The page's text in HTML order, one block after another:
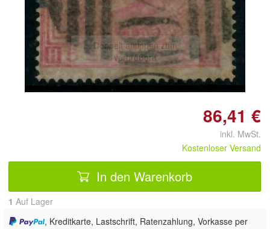
Doppelt antippen zum
vergrößern
86,41 €
inkl. MwSt.
Kostenloser Versand
In den Warenkorb
1 Auf Lager
, Kreditkarte, Lastschrift, Ratenzahlung, Vorkasse per